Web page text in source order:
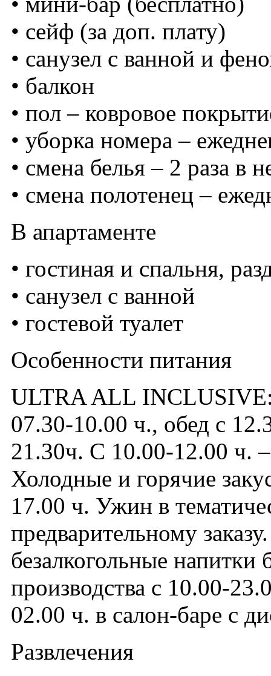
• сейф (за доп. плату)
• санузел с ванной и
• балкон
• пол – ковровое
• уборка номера –
• смена белья – 2 раза в
• смена полотенец –
В апартаменте
• гостиная и спальня,
• санузел с ванной
• гостевой туалет
Особенности питания
ULTRA ALL INCLUSIVE:
07.30-10.00 ч., обед с
21.30ч. С 10.00-12.00 ч.
Холодные и горячие
17.00 ч. Ужин в
предварительному
безалкогольные напитки
производства с 10.00-
02.00 ч. в салон-баре с
Развлечения